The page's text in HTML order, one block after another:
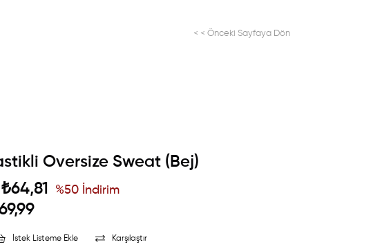
< < Önceki Sayfaya Dön
Oversize Sweat (Bej)
₺64,81 %50İndirim
İstek Listeme Ekle Karşılaştır